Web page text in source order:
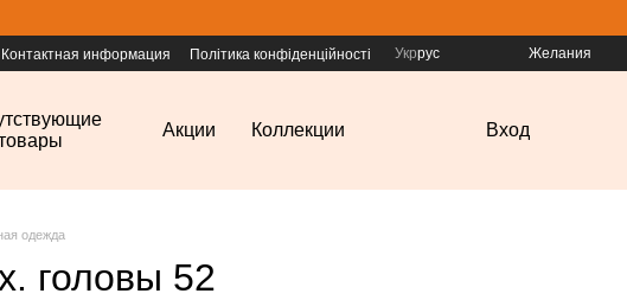
Контактная информация Політика конфіденційності Укррус Желания
Акции Коллекции Вход
одежда
головы 52